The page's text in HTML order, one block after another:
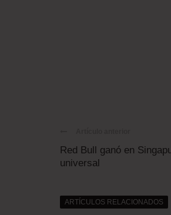
Red Bull ganó en
universal
ARTÍCULOS RELACIONADOS